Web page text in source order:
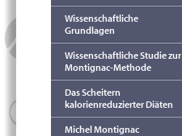
Wissenschaftliche
Grundlagen
Wissenschaftliche Studie zur
Montignac-Methode
Das Scheitern
kalorienreduzierter Diäten
Michel Montignac